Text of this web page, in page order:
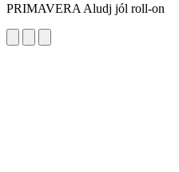
PRIMAVERA Aludj jól roll-on